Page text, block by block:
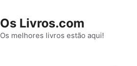
Os Livros.com
Os melhores livros estão aqui!